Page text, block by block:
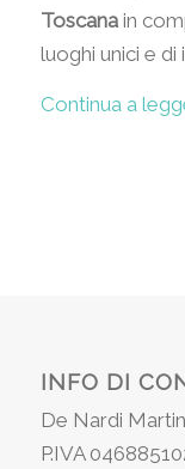
Toscanain
luoghi unici e
Continua a
INFO DI
De Nardi
P.IVA